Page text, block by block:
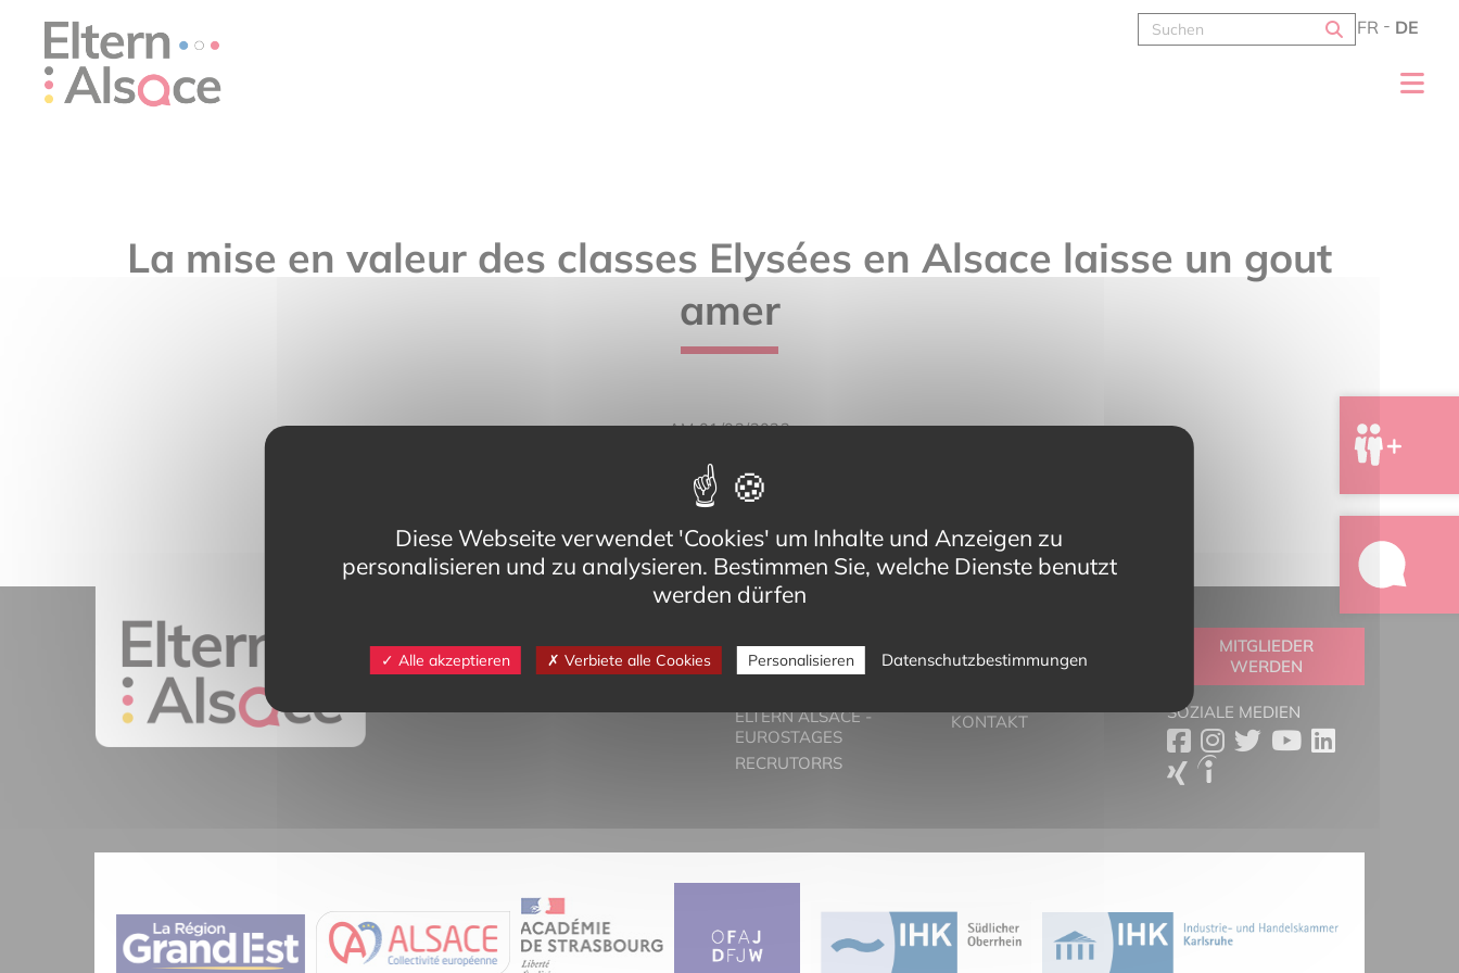
FR DE
La mise en valeur des classes Elysées en Alsace laisse un gout
amer
AM 01/03/2023
68025 Colmar Cedex
contact@eltern-bilinguisme.org
VORSTELLUNG
DER ZWEISPRACHIGE
ELTERN ALSACE -
EUROSTAGES
RECRUTORRS
PARTNER
KONTAKT
MITGLIEDER
WERDEN
SOZIALE MEDIEN
Diese Webseite verwendet 'Cookies' um Inhalte und Anzeigen zu
personalisieren und zu analysieren. Bestimmen Sie, welche Dienste benutzt
werden dürfen
Alle akzeptieren Verbiete alle Cookies Personalisieren Datenschutzbestimmungen